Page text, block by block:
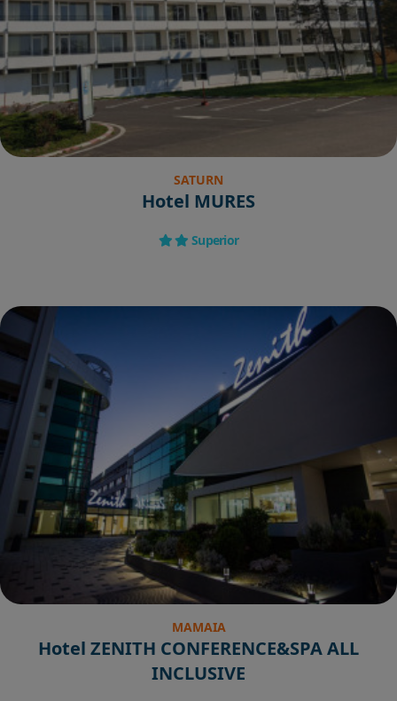
SATURN
Hotel MURES
Superior
MAMAIA
Hotel ZENITH CONFERENCE&SPA ALL
INCLUSIVE